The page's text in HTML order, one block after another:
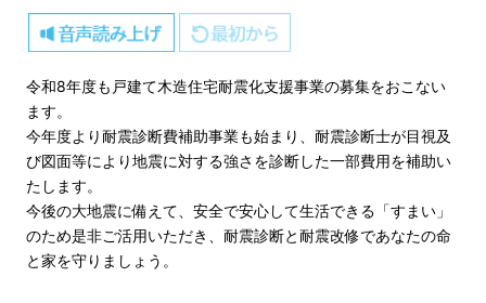
令和8年度も戸建て木造住宅耐震化支援事業の募集をおこない
ます。
今年度より耐震診断費補助事業も始まり、耐震診断士が目視及
び図面等により地震に対する強さを診断した一部費用を補助い
たします。
今後の大地震に備えて、安全で安心して生活できる「すまい」
のため是非ご活用いただき、耐震診断と耐震改修であなたの命
と家を守りましょう。